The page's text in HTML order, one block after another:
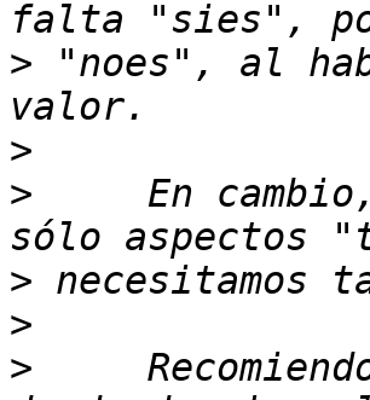
> "noes", al
>
>
En
>
>
>